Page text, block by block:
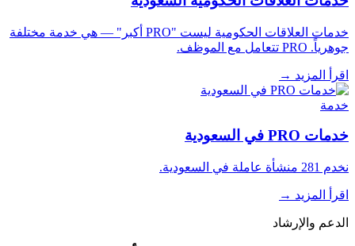
خدمات العلاقات الحكومية ليست "PRO أكبر" — هي خدمة مختلفة
جوهرياً. PRO تتعامل مع الموظف.
اقرأ المزيد →
خدمة
خدمات PRO في السعودية
نخدم 281 منشأة عاملة في السعودية.
اقرأ المزيد →
الدعم والإرشاد